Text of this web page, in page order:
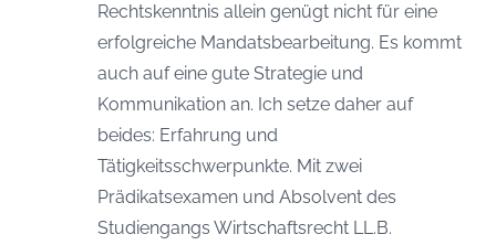
Rechtskenntnis allein genügt nicht für eine
erfolgreiche Mandatsbearbeitung. Es kommt
auch auf eine gute Strategie und
Kommunikation an. Ich setze daher auf
beides: Erfahrung und
Tätigkeitsschwerpunkte. Mit zwei
Prädikatsexamen und Absolvent des
Studiengangs Wirtschaftsrecht LL.B.